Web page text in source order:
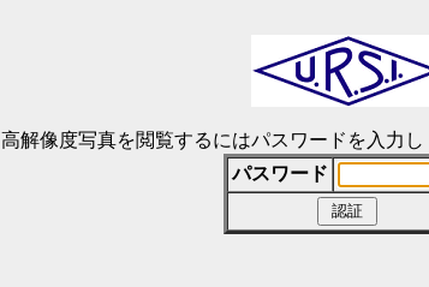
高解像度写真を閲覧するにはパスワードを入力
パスワード